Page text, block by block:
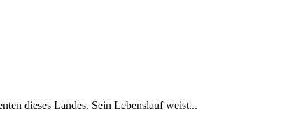
dieses Landes. Sein Lebenslauf weist...